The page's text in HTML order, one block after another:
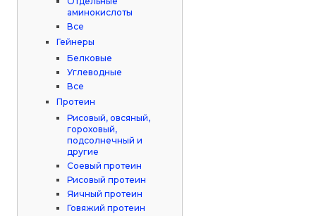
аминокислоты
Все
Гейнеры
Белковые
Углеводные
Все
Протеин
Рисовый, овсяный,
гороховый,
подсолнечный и
другие
Соевый протеин
Рисовый протеин
Яичный протеин
Говяжий протеин